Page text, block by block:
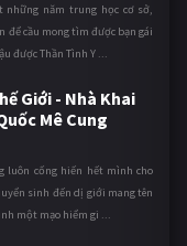
năm trung học cơ sở,
để cầu mong tìm được bạn gái
được Thần Tình Y ...
Giới - Nhà Khai
Mê Cung
luôn cống hiến hết mình cho
sinh đến dị giới mang tên
một mạo hiểm gi ...